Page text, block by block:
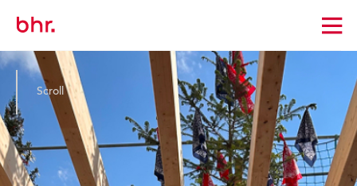
Startseite
wechseln
Scroll